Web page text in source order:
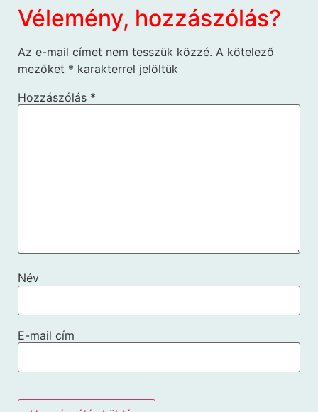
Vélemény, hozzászólás?
Az e-mail címet nem tesszük közzé. A kötelező
mezőket * karakterrel jelöltük
Hozzászólás *
Név
E-mail cím